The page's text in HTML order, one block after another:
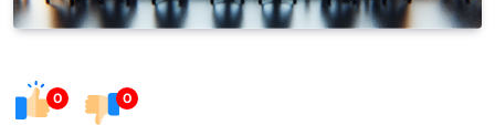
0 0